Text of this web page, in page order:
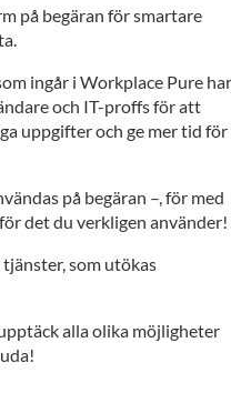
på begäran för smartare
ingår i Workplace Pure
och IT-proffs för att
uppgifter och ge mer tid för
på begäran –, för med
det du verkligen använder!
som utökas
alla olika möjligheter